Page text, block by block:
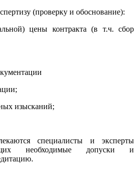
(проверку и обоснование):
цены контракта (в т.ч. сбор
изысканий;
специалисты и эксперты
необходимые допуски и